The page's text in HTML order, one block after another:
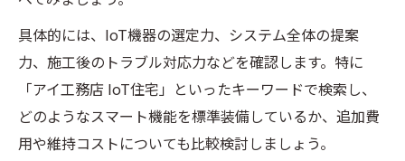
具体的には、IoT機器の選定力、システム全体の提案
力、施工後のトラブル対応力などを確認します。特に
「アイ工務店 IoT住宅」といったキーワードで検索し、
どのようなスマート機能を標準装備しているか、追加費
用や維持コストについても比較検討しましょう。